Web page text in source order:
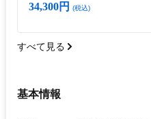
34,300円 (税込)
すべて見る
基本情報